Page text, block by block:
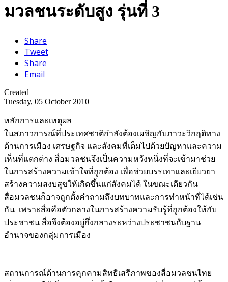
มวลชนระดับสูง รุ่นที่ 3
Share
Tweet
Share
Email
Created
Tuesday, 05 October 2010
หลักการและเหตุผล
ในสภาวการณ์ที่ประเทศชาติกำลังต้องเผชิญกับภาวะวิกฤติทาง
ด้านการเมือง เศรษฐกิจ และสังคมที่เต็มไปด้วยปัญหาและความ
เห็นที่แตกต่าง สื่อมวลชนจึงเป็นความหวังหนึ่งที่จะเข้ามาช่วย
ในการสร้างความเข้าใจที่ถูกต้อง เพื่อช่วยบรรเทาและเยียวยา
สร้างความสงบสุขให้เกิดขึ้นแก่สังคมได้ ในขณะเดียวกัน
สื่อมวลชนก็อาจถูกตั้งคำถามถึงบทบาทและการทำหน้าที่ได้เช่น
กัน เพราะสื่อคือตัวกลางในการสร้างความรับรู้ที่ถูกต้องให้กับ
ประชาชน สื่อจึงต้องอยู่กึ่งกลางระหว่างประชาชนกับฐาน
อำนาจของกลุ่มการเมือง
สถานการณ์ด้านการคุกคามสิทธิเสรีภาพของสื่อมวลชนไทย